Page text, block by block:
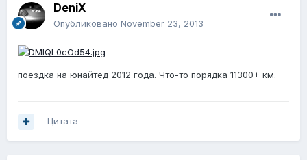
DeniX
Опубликовано November 23, 2013
поездка на юнайтед 2012 года. Что-то порядка 11300+ км.
Цитата